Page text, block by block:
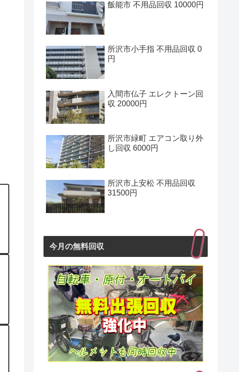
飯能市 不用品回収 10000円
所沢市小手指 不用品回収 0
円
入間市仏子 エレクトーン回
収 20000円
所沢市緑町 エアコン取り外
し回収 6000円
所沢市上安松 不用品回収
31500円
今月の無料回収